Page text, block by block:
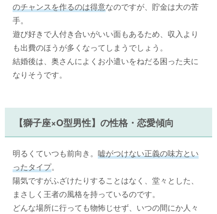
のチャンスを作るのは得意なのですが、貯金は大の苦
手。
遊び好きで人付き合いがいい面もあるため、収入より
も出費のほうが多くなってしまうでしょう。
結婚後は、奥さんによくお小遣いをねだる困った夫に
なりそうです。
【獅子座×O型男性】の性格・恋愛傾向
明るくていつも前向き。 嘘がつけない正義の味方とい
ったタイプ。
陽気ですがふざけたりすることはなく、堂々とした、
まさしく王者の風格を持っているのです。
どんな場所に行っても物怖じせず、いつの間にか人々